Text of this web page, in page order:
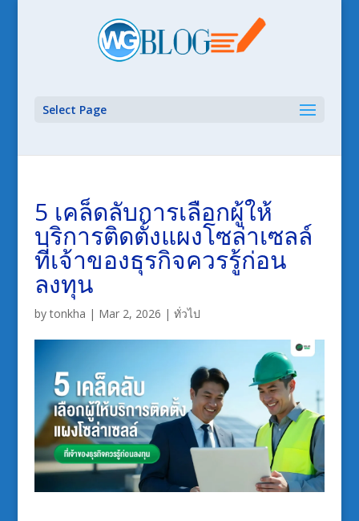
Select Page
5 เคล็ดลับการเลือกผู้ให้
บริการติดตั้งแผงโซล่าเซลล์
ที่เจ้าของธุรกิจควรรู้ก่อน
ลงทุน
bytonkha | Mar 2, 2026 | ทั่วไป